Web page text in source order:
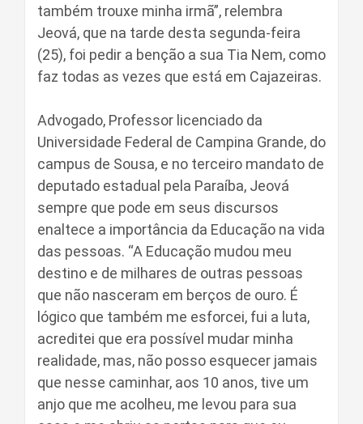
também trouxe minha irmã”, relembra
Jeová, que na tarde desta segunda-feira
(25), foi pedir a benção a sua Tia Nem, como
faz todas as vezes que está em Cajazeiras.
Advogado, Professor licenciado da
Universidade Federal de Campina Grande, do
campus de Sousa, e no terceiro mandato de
deputado estadual pela Paraíba, Jeová
sempre que pode em seus discursos
enaltece a importância da Educação na vida
das pessoas. “A Educação mudou meu
destino e de milhares de outras pessoas
que não nasceram em berços de ouro. É
lógico que também me esforcei, fui a luta,
acreditei que era possível mudar minha
realidade, mas, não posso esquecer jamais
que nesse caminhar, aos 10 anos, tive um
anjo que me acolheu, me levou para sua